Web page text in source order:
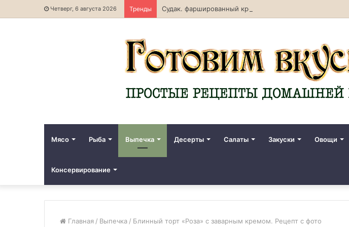
Четверг, 6 августа 2026 Тренды Судак. фаршированный креветками. Рецепт с фото
Мясо Рыба Выпечка Десерты Салаты Закуски Овощи
Консервирование
Главная / Выпечка / Блинный торт «Роза» с заварным кремом. Рецепт с фото